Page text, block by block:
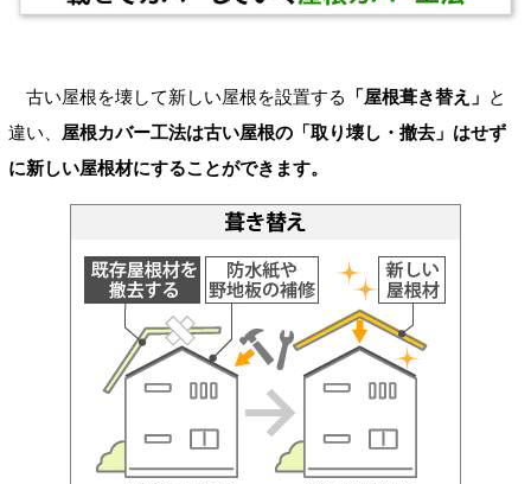
古い屋根を壊して新しい屋根を設置する 「屋根葺き替え」 と
違い、 屋根カバー工法は古い屋根の「取り壊し・撤去」はせず
に新しい屋根材にすることができます。